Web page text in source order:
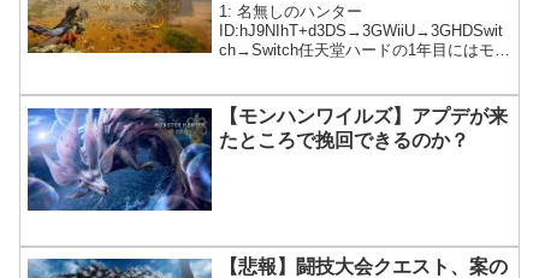
1: 名無しのハンター
ID:hJ9NIhT+d3DS→3GWiiU→3GHDSwit
ch→Switch任天堂ハードの1年目にはモン
出るんじゃないか？
【モンハンワイルズ】アプデが来
たところで挽回できるのか？
【悲報】闘技大会クエスト、案の